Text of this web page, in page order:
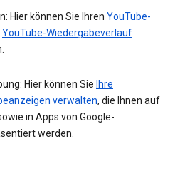
Hier können Sie Ihren YouTube-
YouTube-Wiedergabeverlauf
Hier können Sie Ihre
verwalten, die Ihnen auf
in Apps von Google-
werden.